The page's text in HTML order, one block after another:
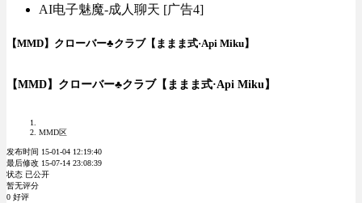
AI电子魅魔-成人聊天 [广告4]
【MMD】クローバー♣クラブ【ままま式·Api Miku】
【MMD】クローバー♣クラブ【ままま式·Api Miku】
MMD区
发布时间 15-01-04 12:19:40
最后修改 15-07-14 23:08:39
状态 已公开
暂无评分
0 好评